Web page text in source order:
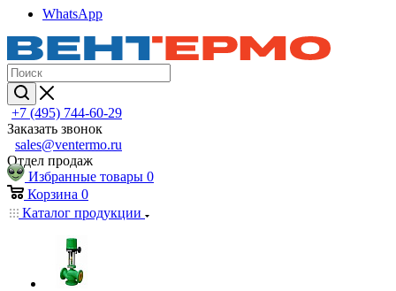
WhatsApp
+7 (495) 744-60-29
Заказать звонок
sales@ventermo.ru
Отдел продаж
Избранные товары 0
Корзина 0
Каталог продукции